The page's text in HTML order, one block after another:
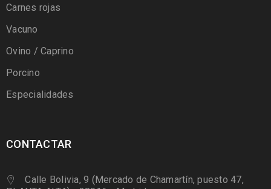
Carnes rojas
Vacuno
Ovino / Caprino
Porcino
Especialidades
CONTACTAR
Calle Bolivia, 9 (Mercado de Chamartín, puesto 47,